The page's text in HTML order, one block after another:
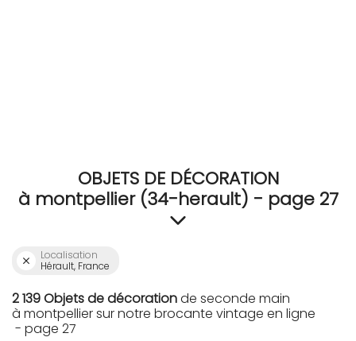
OBJETS DE DÉCORATION
à montpellier (34-herault) - page 27
Localisation
Hérault, France
2 139 Objets de décorationde seconde main
à montpellier sur notre brocante vintage en ligne
- page 27